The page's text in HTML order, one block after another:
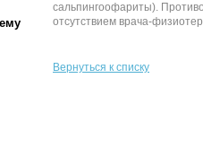
сальпингоофариты).
отсутствием врача-
Вернуться к списку